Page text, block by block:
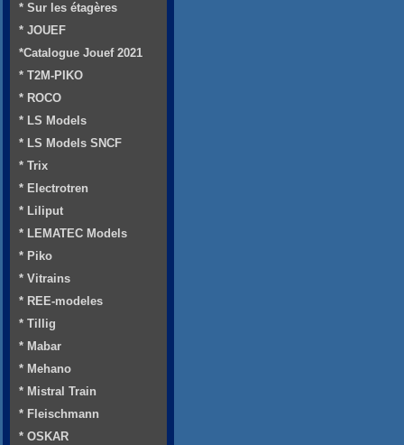
* Sur les étagères
* JOUEF
*Catalogue Jouef 2021
* T2M-PIKO
* ROCO
* LS Models
* LS Models SNCF
* Trix
* Electrotren
* Liliput
* LEMATEC Models
* Piko
* Vitrains
* REE-modeles
* Tillig
* Mabar
* Mehano
* Mistral Train
* Fleischmann
* OSKAR